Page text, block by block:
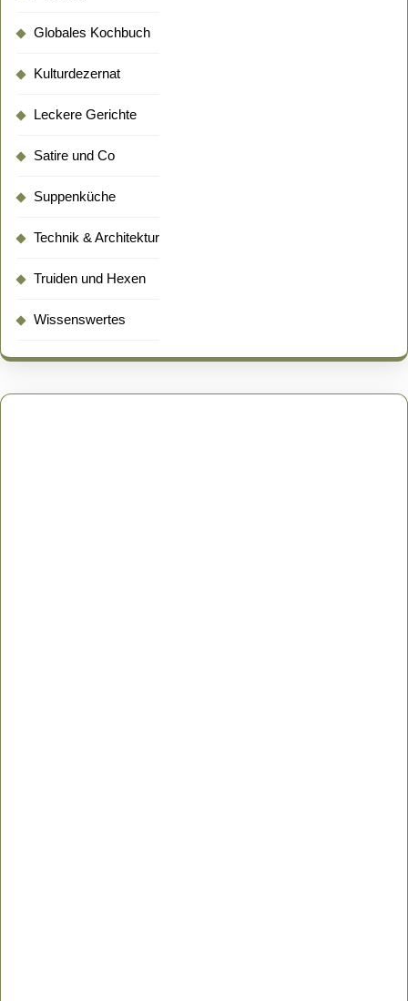
Globales Kochbuch
Kulturdezernat
Leckere Gerichte
Satire und Co
Suppenküche
Technik & Architektur
Truiden und Hexen
Wissenswertes